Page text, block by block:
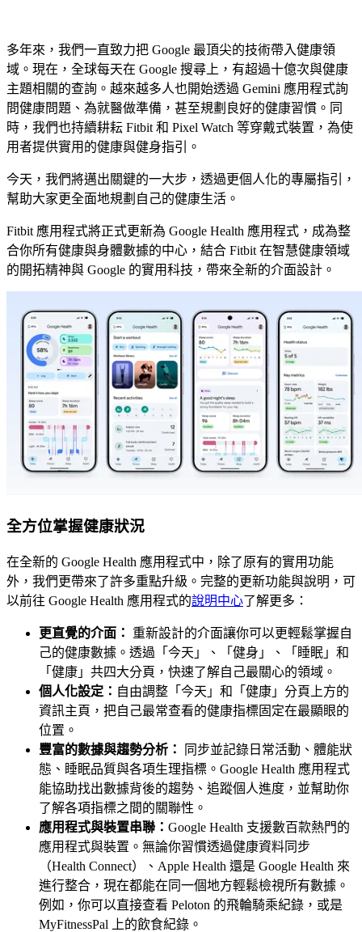
多年來，我們一直致力把 Google 最頂尖的技術帶入健康領
域。現在，全球每天在 Google 搜尋上，有超過十億次與健康
主題相關的查詢。越來越多人也開始透過 Gemini 應用程式詢
問健康問題、為就醫做準備，甚至規劃良好的健康習慣。同
時，我們也持續耕耘 Fitbit 和 Pixel Watch 等穿戴式裝置，為使
用者提供實用的健康與健身指引。
今天，我們將邁出關鍵的一大步，透過更個人化的專屬指引，
幫助大家更全面地規劃自己的健康生活。
Fitbit 應用程式將正式更新為 Google Health 應用程式，成為整
合你所有健康與身體數據的中心，結合 Fitbit 在智慧健康領域
的開拓精神與 Google 的實用科技，帶來全新的介面設計。
全方位掌握健康狀況
在全新的 Google Health 應用程式中，除了原有的實用功能
外，我們更帶來了許多重點升級。完整的更新功能與說明，可
以前往 Google Health 應用程式的說明中心了解更多：
更直覺的介面：
重新設計的介面讓你可以更輕鬆掌握自
己的健康數據。透過「今天」、「健身」、「睡眠」和
「健康」共四大分頁，快速了解自己最關心的領域。
個人化設定： 自由調整「今天」和「健康」分頁上方的
資訊主頁，把自己最常查看的健康指標固定在最顯眼的
位置。
豐富的數據與趨勢分析：
同步並記錄日常活動、體能狀
態、睡眠品質與各項生理指標。Google Health 應用程式
能協助找出數據背後的趨勢、追蹤個人進度，並幫助你
了解各項指標之間的關聯性。
應用程式與裝置串聯： Google Health 支援數百款熱門的
應用程式與裝置。無論你習慣透過健康資料同步
（Health Connect）、Apple Health 還是 Google Health 來
進行整合，現在都能在同一個地方輕鬆檢視所有數據。
例如，你可以直接查看 Peloton 的飛輪騎乘紀錄，或是
MyFitnessPal 上的飲食紀錄。